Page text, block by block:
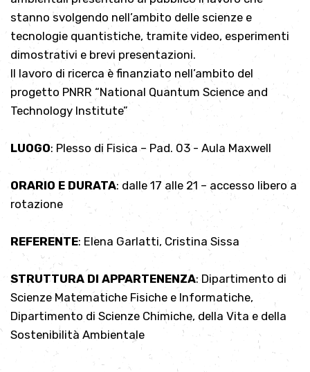
stanno svolgendo nell’ambito delle scienze e
tecnologie quantistiche, tramite video, esperimenti
dimostrativi e brevi presentazioni.
Il lavoro di ricerca è finanziato nell’ambito del
progetto PNRR “National Quantum Science and
Technology Institute”
LUOGO: Plesso di Fisica – Pad. 03 - Aula Maxwell
ORARIO E DURATA: dalle 17 alle 21 – accesso libero a
rotazione
REFERENTE: Elena Garlatti, Cristina Sissa
STRUTTURA DI APPARTENENZA: Dipartimento di
Scienze Matematiche Fisiche e Informatiche,
Dipartimento di Scienze Chimiche, della Vita e della
Sostenibilità Ambientale